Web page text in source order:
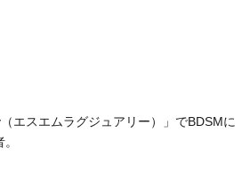
エスエムラグジュアリー）」でBDSMに